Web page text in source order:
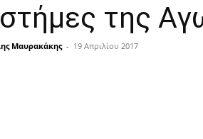
της
Μαυρακάκης - 19 Απριλίου 2017